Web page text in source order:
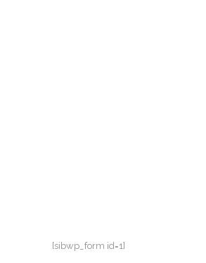
[sibwp_form id=1]